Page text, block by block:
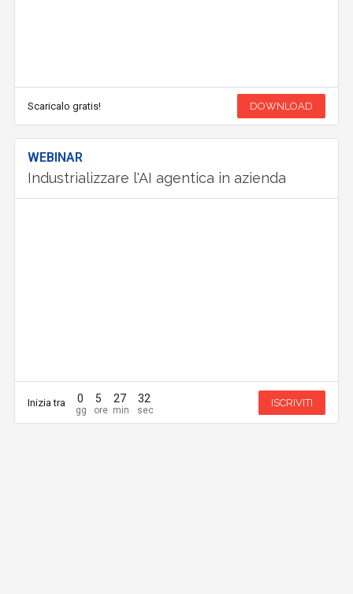
Scaricalo gratis! DOWNLOAD
WEBINAR
Industrializzare l'AI agentica in azienda
Inizia tra 0 5 27 32 ISCRIVITI